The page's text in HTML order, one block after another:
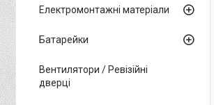
Електромонтажні матеріали
Батарейки
Вентилятори / Ревізійні
дверці